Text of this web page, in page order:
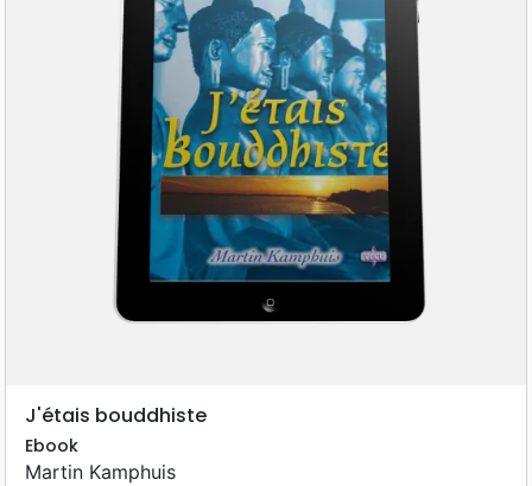
J'étais bouddhiste
Ebook
Martin Kamphuis